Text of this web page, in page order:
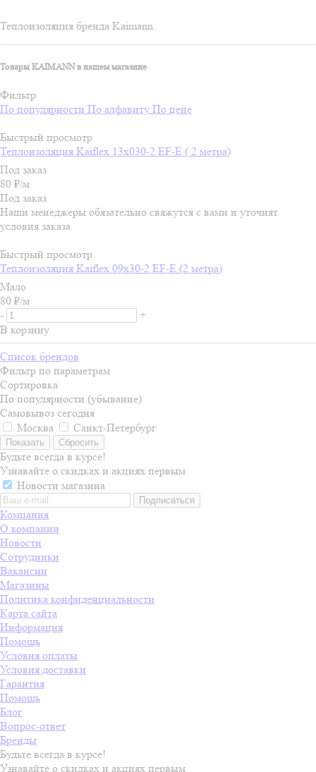
Теплоизоляция бренда Kaimann.
Товары KAIMANN в нашем магазине
Фильтр
По популярности По алфавиту По цене
Быстрый просмотр
Теплоизоляция Kaiflex 13х030-2 EF-E ( 2 метра)
Под заказ
80 ₽/м
Под заказ
Наши менеджеры обязательно свяжутся с вами и уточнят
условия заказа
Быстрый просмотр
Теплоизоляция Kaiflex 09х30-2 EF-E (2 метра)
Мало
80 ₽/м
-
+
В корзину
Список брендов
Фильтр по параметрам
Сортировка
По популярности (убывание)
Самовывоз сегодня
Москва
Санкт-Петербург
Сбросить
Будьте всегда в курсе!
Узнавайте о скидках и акциях первым
Новости магазина
Компания
О компании
Новости
Сотрудники
Вакансии
Магазины
Политика конфиденциальности
Карта сайта
Информация
Помощь
Условия оплаты
Условия доставки
Гарантия
Помощь
Блог
Вопрос-ответ
Бренды
Будьте всегда в курсе!
Узнавайте о скидках и акциях первым